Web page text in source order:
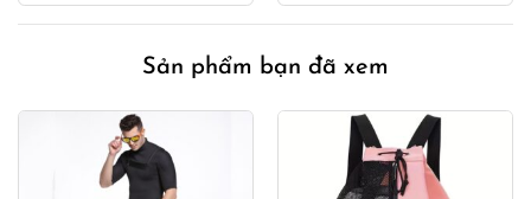
80,000₫.
Sản phẩm bạn đã xem